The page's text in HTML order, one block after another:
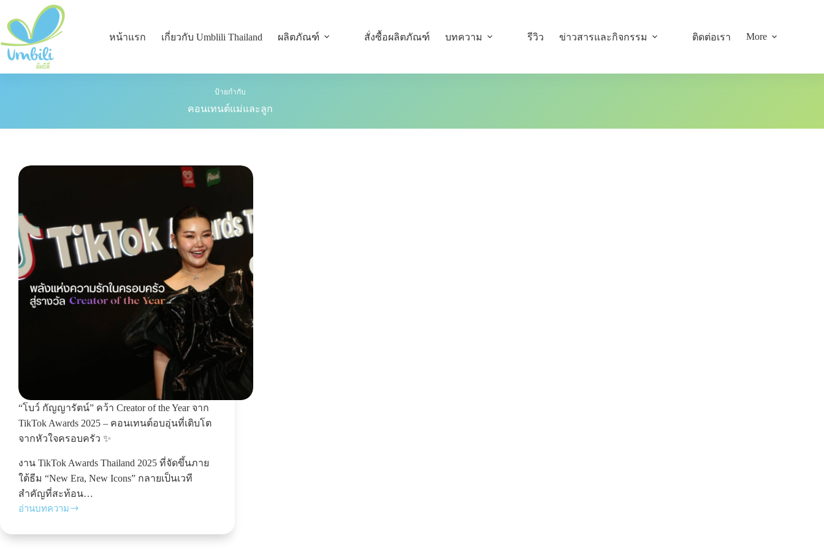
หน้าแรก เกี่ยวกับ Umblili Thailand ผลิตภัณฑ์ สั่งซื้อผลิตภัณฑ์ บทความ รีวิว ข่าวสารและกิจกรรม ติดต่อเรา More
ป้ายกำกับ
คอนเทนต์แม่และลูก
“โบว์ กัญญารัตน์” คว้า Creator of the Year จาก
TikTok Awards 2025 – คอนเทนต์อบอุ่นที่เติบโต
จากหัวใจครอบครัว ✨
งาน TikTok Awards Thailand 2025 ที่จัดขึ้นภาย
ใต้ธีม “New Era, New Icons” กลายเป็นเวที
สำคัญที่สะท้อน…
อ่านบทความ